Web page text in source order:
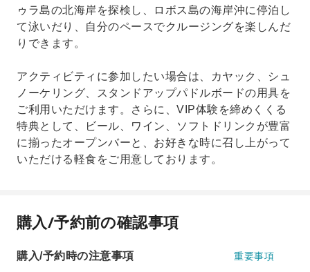
ゥラ島の北海岸を探検し、ロボス島の海岸沖に停泊し
て泳いだり、自分のペースでクルージングを楽しんだ
りできます。
アクティビティに参加したい場合は、カヤック、シュ
ノーケリング、スタンドアップパドルボードの用具を
ご利用いただけます。さらに、VIP体験を締めくくる
特典として、ビール、ワイン、ソフトドリンクが豊富
に揃ったオープンバーと、お好きな時に召し上がって
いただける軽食をご用意しております。
購入/予約前の確認事項
購入/予約時の注意事項 重要事項